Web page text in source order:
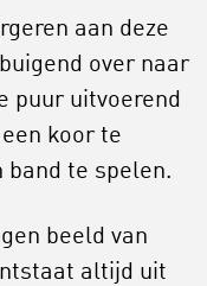
aan deze
over naar
puur uitvoerend
koor te
band te spelen.
beeld van
altijd uit